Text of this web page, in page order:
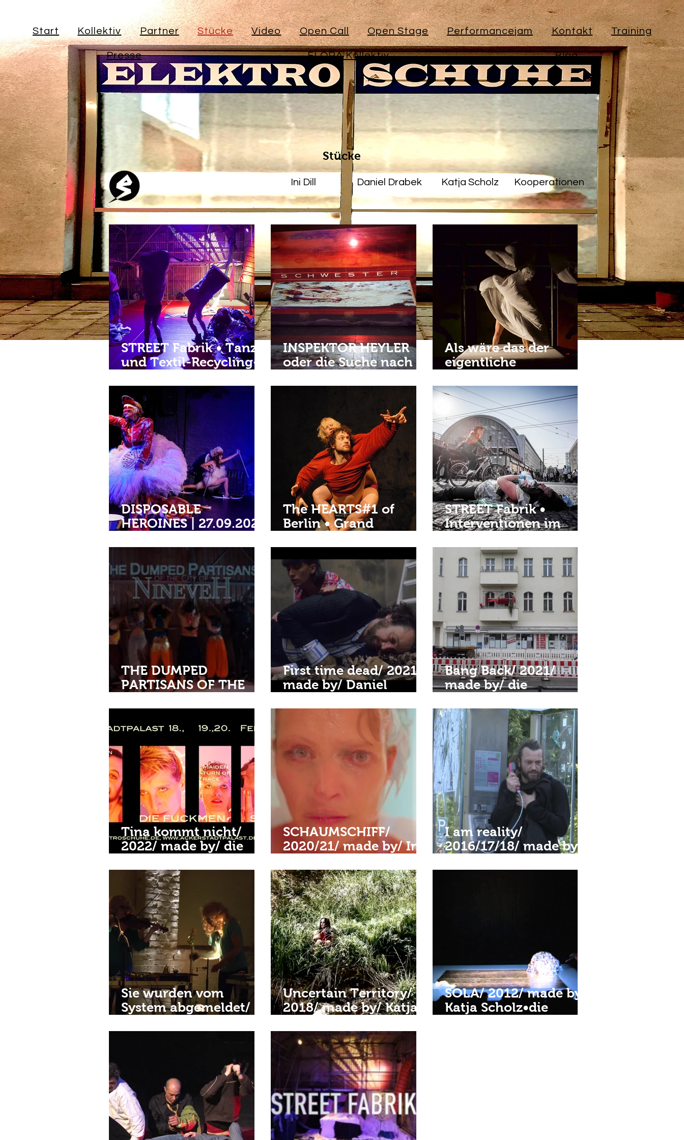
Start Kollektiv Partner Stücke Video Open Call Open Stage Performancejam Kontakt Training
Presse FLORA Kollektiv Blog
Stücke
Ini Dill Daniel Drabek Katja Scholz Kooperationen
STREET Fabrik • Tanz
und Textil-Recycling-
28.August 2026 •
Brotfabrik Berlin
INSPEKTOR HEYLER
oder die Suche nach
Dinge • 24. 09 2025 |
Brandung Festival •
Theaterhaus Graz
Als wäre das der
eigentliche
27.Sept.2025 • 20h •
Zelte in der Brandung
Festival | Theaterhaus
Graz
DISPOSABLE
HEROINES | 27.09.2025
Brandung Festival |
Theaterhaus Graz
The HEARTS#1 of
Berlin • Grand
schwere Irrtum der
Mary Poser • 18.01.25 |
19:00 • BÜHNEN im
Haus der Statistik
STREET Fabrik •
Interventionen im
die elektroschuhe
THE DUMPED
PARTISANS OF THE
made by/ die
elektroschuhe and
First time dead/ 2021/
made by/ Daniel
elektroschuhe und
Carla Moreira Cruzate
Bang Back/ 2021/
made by/ die
Kunstrepublik
Tina kommt nicht/
2022/ made by/ die
SCHAUMSCHIFF/
2020/21/ made by/ Ini
und BIN!
I am reality/
2016/17/18/ made by/
Drabek•die
Sie wurden vom
System abgemeldet/
Dill•die elektroschuhe
Uncertain Territory/
2018/ made by/ Katja
elektroschuhe und
Clemens Kahlke
SOLA/ 2012/ made by/
Katja Scholz•die